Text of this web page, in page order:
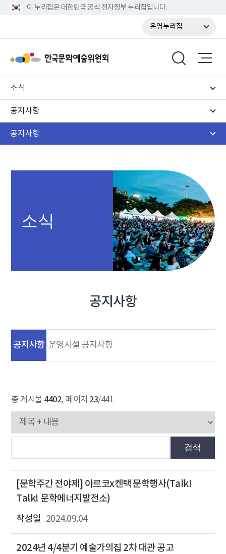
이 누리집은 대한민국 공식 전자정부 누리집입니다.
운영누리집
소식
공지사항
공지사항
소식
공지사항
공지사항 운영시설 공지사항
총 게시물 4402, 페이지 23/441
검색
[문학주간 전야제] 아르코x켄택 문학행사(Talk!
Talk! 문학에너지발전소)
2024.09.04
2024년 4/4분기 예술가의집 2차 대관 공고